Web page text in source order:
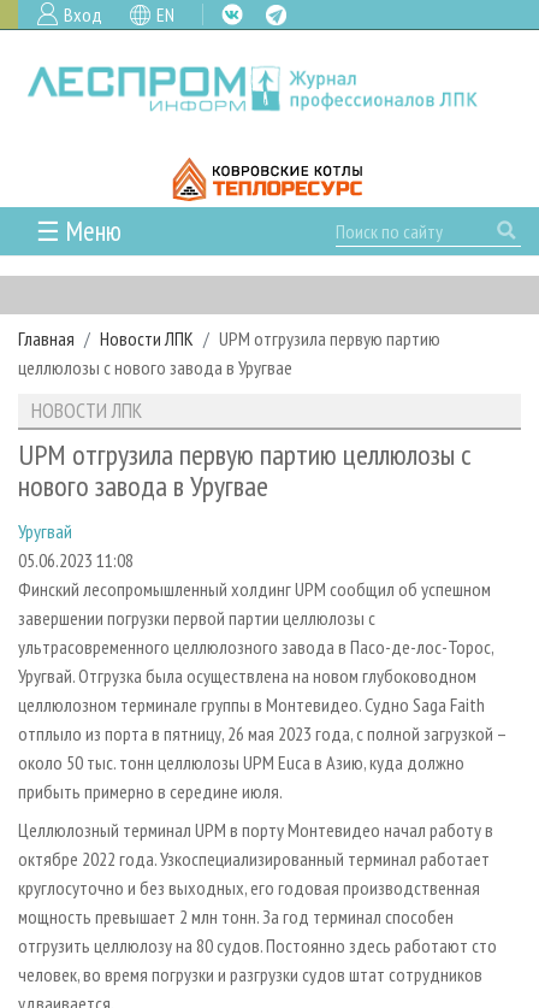
Вход EN
☰ Меню
ГЛАВНАЯ
РУБРИКИ И ТЕМЫ
РУБРИКИ ЖУРНАЛА
ЛЕСОЗАГОТОВКА
ЛЕСОПИЛЕНИЕ
СУШКА ДРЕВЕСИНЫ
ПРОИЗВОДСТВО ДРЕВЕСНЫХ ПЛИТ
ДЕРЕВЯННОЕ ДОМОСТРОЕНИЕ
ПРОИЗВОДСТВО МЕБЕЛИ
БИОЭНЕРГЕТИКА
ЦБП
ИНСТРУМЕНТ И МАТЕРИАЛЫ
НОВОСТИ
НОВОСТИ ЛПК
НОВОСТИ ЖУРНАЛА
ПРОЕКТЫ ЛПИ
АНАЛИТИКА
ПРЕДПРИЯТИЯ ЛПК
ПЕРСОНЫ
МОБИЛЬНЫЕ ВЫСТАВКИ
ОФИЦИАЛЬНЫЕ ДЕЛЕГАЦИИ
ПРИОРИТЕТНЫЕ ИНВЕСТПРОЕКТЫ
RUSSIAN FORESTRY REVIEW
ГАЗЕТА ЛЕСПРОМФОРУМ
БИБЛИОТЕКА СПЕЦИАЛИСТА
АРХИВ
АРХИВ ЖУРНАЛОВ
О ЖУРНАЛЕ
ПОДПИСКА
КОНТАКТЫ
РЕКЛАМОДАТЕЛЯМ
РЕКЛАМА
РЕКЛАМА НА САЙТЕ
Главная Новости ЛПК
UPM отгрузила первую партию
целлюлозы с нового завода в Уругвае
НОВОСТИ ЛПК
UPM отгрузила первую партию целлюлозы с
нового завода в Уругвае
Уругвай
05.06.2023 11:08
Финский лесопромышленный холдинг UPM сообщил об успешном
завершении погрузки первой партии целлюлозы с
ультрасовременного целлюлозного завода в Пасо-де-лос-Торос,
Уругвай. Отгрузка была осуществлена на новом глубоководном
целлюлозном терминале группы в Монтевидео. Судно Saga Faith
отплыло из порта в пятницу, 26 мая 2023 года, с полной загрузкой –
около 50 тыс. тонн целлюлозы UPM Euca в Азию, куда должно
прибыть примерно в середине июля.
Целлюлозный терминал UPM в порту Монтевидео начал работу в
октябре 2022 года. Узкоспециализированный терминал работает
круглосуточно и без выходных, его годовая производственная
мощность превышает 2 млн тонн. За год терминал способен
отгрузить целлюлозу на 80 судов. Постоянно здесь работают сто
человек, во время погрузки и разгрузки судов штат сотрудников
удваивается.